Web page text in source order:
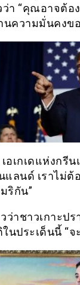
า “คุณอาจต้อ
นความมั่นคงข
อเกเดแห่งกรี
แลนด์ เราไม่ต้
ริกัน”
าชาวเกาะปร
ประเด็นนี้ “จ